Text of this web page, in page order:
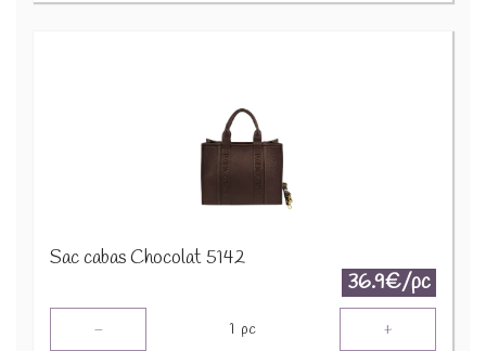
Sac cabas Chocolat 5142
36.9€/pc
- 1 pc +